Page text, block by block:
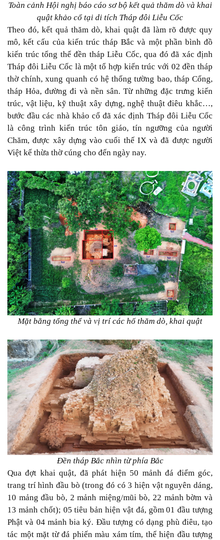
Toàn cảnh Hội nghị báo cáo sơ bộ kết quả thăm dò và khai
quật khảo cổ tại di tích Tháp đôi Liễu Cốc
Theo đó, kết quả thăm dò, khai quật đã làm rõ được quy
mô, kết cấu của kiến trúc tháp Bắc và một phần bình đồ
kiến trúc tổng thể đền tháp Liễu Cốc, qua đó đã xác định
Tháp đôi Liễu Cốc là một tổ hợp kiến trúc với 02 đền tháp
thờ chính, xung quanh có hệ thống tường bao, tháp Cổng,
tháp Hỏa, đường đi và nền sân. Từ những đặc trưng kiến
trúc, vật liệu, kỹ thuật xây dựng, nghệ thuật điêu khắc…,
bước đầu các nhà khảo cổ đã xác định Tháp đôi Liễu Cốc
là công trình kiến trúc tôn giáo, tín ngưỡng của người
Chăm, được xây dựng vào cuối thế IX và đã được người
Việt kế thừa thờ cúng cho đến ngày nay.
Mặt bằng tổng thể và vị trí các hố thăm dò, khai quật
Đền tháp Bắc nhìn từ phía Bắc
Qua đợt khai quật, đã phát hiện 50 mảnh đá điểm góc,
trang trí hình đầu bò (trong đó có 3 hiện vật nguyên dáng,
10 mảng đầu bò, 2 mảnh miệng/mũi bò, 22 mảnh bờm và
13 mảnh chốt); 05 tiêu bản hiện vật đá, gồm 01 đầu tượng
Phật và 04 mảnh bia ký. Đầu tượng có dạng phù điêu, tạo
tác một mặt từ đá phiến màu xám tím, thể hiện đầu tượng